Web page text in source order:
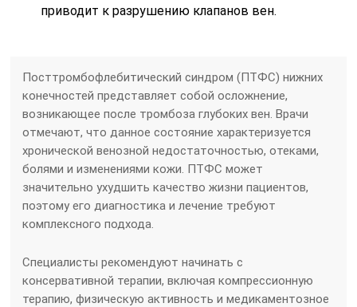
приводит к разрушению клапанов вен.
Посттромбофлебитический синдром (ПТФС) нижних
конечностей представляет собой осложнение,
возникающее после тромбоза глубоких вен. Врачи
отмечают, что данное состояние характеризуется
хронической венозной недостаточностью, отеками,
болями и изменениями кожи. ПТФС может
значительно ухудшить качество жизни пациентов,
поэтому его диагностика и лечение требуют
комплексного подхода.
Специалисты рекомендуют начинать с
консервативной терапии, включая компрессионную
терапию, физическую активность и медикаментозное